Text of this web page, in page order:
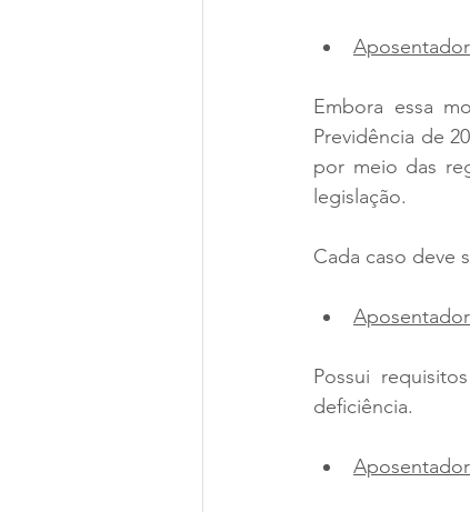
Embora essa
Previdência de
por meio das
legislação.
Cada caso deve
Possui
deficiência.